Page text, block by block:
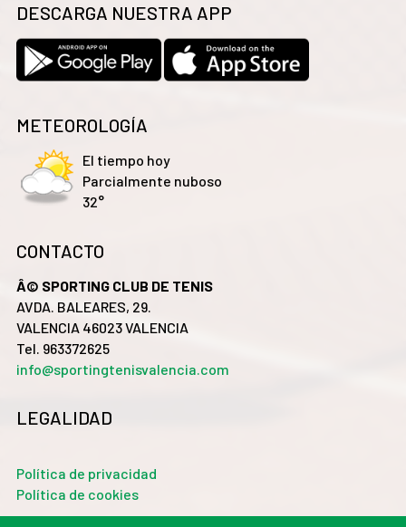
DESCARGA NUESTRA APP
METEOROLOGÍA
El tiempo hoy
Parcialmente nuboso
32°
CONTACTO
Â© SPORTING CLUB DE TENIS
AVDA. BALEARES, 29.
VALENCIA 46023 VALENCIA
Tel. 963372625
info@sportingtenisvalencia.com
LEGALIDAD
Política de privacidad
Política de cookies